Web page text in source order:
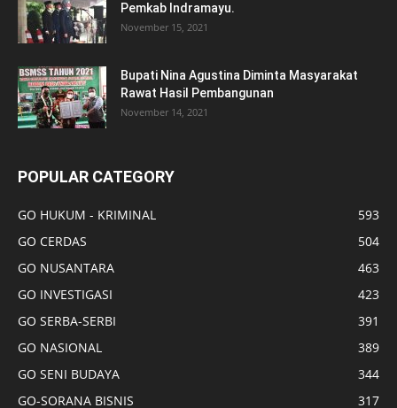
Pemkab Indramayu.
November 15, 2021
Bupati Nina Agustina Diminta Masyarakat
Rawat Hasil Pembangunan
November 14, 2021
POPULAR CATEGORY
GO HUKUM - KRIMINAL
593
GO CERDAS
504
GO NUSANTARA
463
GO INVESTIGASI
423
GO SERBA-SERBI
391
GO NASIONAL
389
GO SENI BUDAYA
344
GO-SORANA BISNIS
317